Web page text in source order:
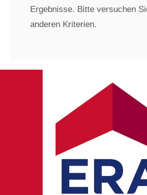
Ergebnisse. Bitte versuchen
anderen Kriterien.